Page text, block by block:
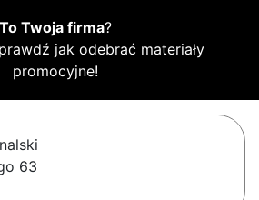
To Twoja firma?
jak odebrać materiały
promocyjne!
63